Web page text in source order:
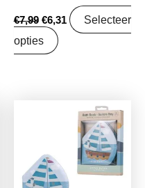
€7,99 €6,31
Selecteer
opties
Oorspronkelijke
Huidige
prijs
€7,10.